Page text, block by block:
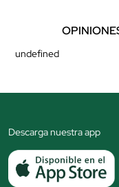
undefined
Descarga nuestra app